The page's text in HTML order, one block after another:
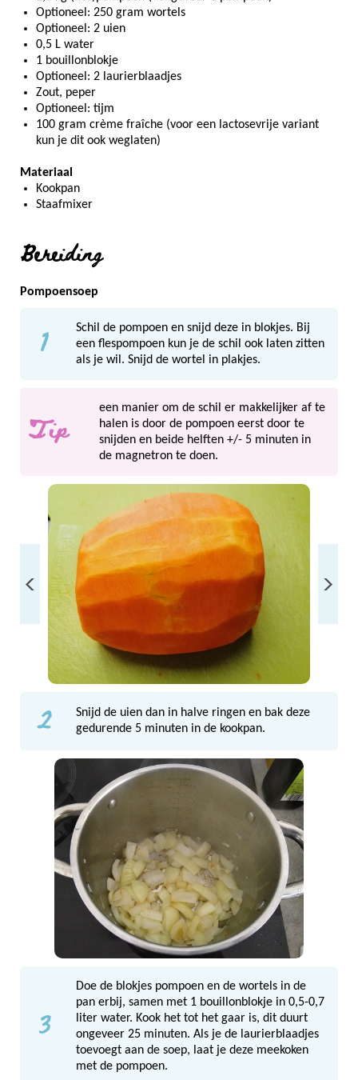
Optioneel: 250 gram wortels
Optioneel: 2 uien
0,5 L water
1 bouillonblokje
Optioneel: 2 laurierblaadjes
Zout, peper
Optioneel: tijm
100 gram crème fraîche (voor een lactosevrije variant
kun je dit ook weglaten)
Materiaal
Kookpan
Staafmixer
Bereiding
Pompoensoep
1
Schil de pompoen en snijd deze in blokjes. Bij
een flespompoen kun je de schil ook laten zitten
als je wil. Snijd de wortel in plakjes.
Tip
een manier om de schil er makkelijker af te
halen is door de pompoen eerst door te
snijden en beide helften +/- 5 minuten in
de magnetron te doen.
2
Snijd de uien dan in halve ringen en bak deze
gedurende 5 minuten in de kookpan.
3
Doe de blokjes pompoen en de wortels in de
pan erbij, samen met 1 bouillonblokje in 0,5-0,7
liter water. Kook het tot het gaar is, dit duurt
ongeveer 25 minuten. Als je de laurierblaadjes
toevoegt aan de soep, laat je deze meekoken
met de pompoen.